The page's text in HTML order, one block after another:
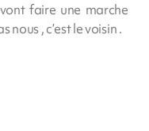
faire une marche
nous , c’est le voisin .